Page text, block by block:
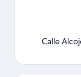
Calle